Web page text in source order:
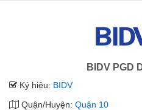
BIDV PGD
Ký hiệu: BIDV
Quận/Huyện: Quận 10